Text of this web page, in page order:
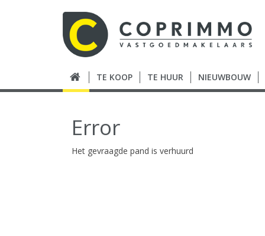
TE KOOP TE HUUR NIEUWBOUW
Error
Het gevraagde pand is verhuurd